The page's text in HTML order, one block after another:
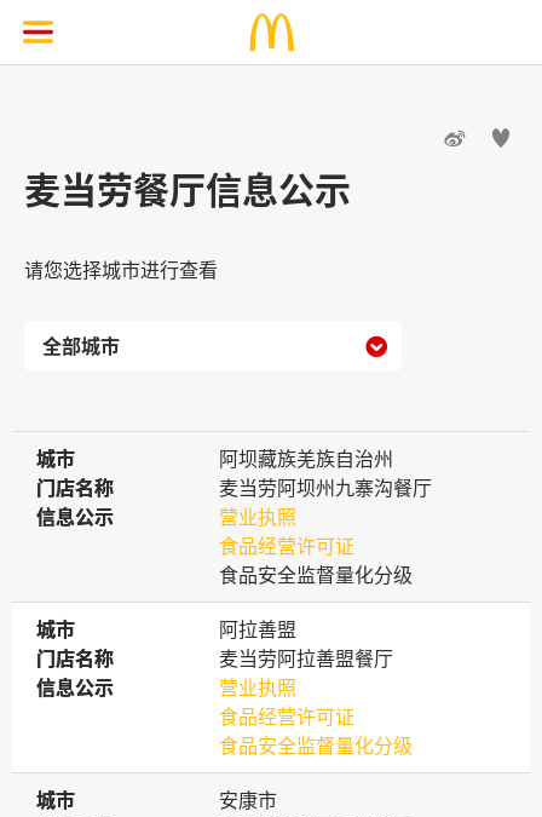
 
麦当劳餐厅信息公示
请您选择城市进行查看

城市
城市
阿坝藏族羌族自治州
门店名称
门店名称
麦当劳阿坝州九寨沟餐厅
信息公示
信息公示
营业执照
食品经营许可证
食品安全监督量化分级
城市
城市
阿拉善盟
门店名称
门店名称
麦当劳阿拉善盟餐厅
信息公示
信息公示
营业执照
食品经营许可证
食品安全监督量化分级
城市
城市
安康市